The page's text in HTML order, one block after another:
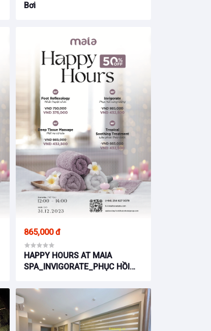
Bơi
865,000 đ
HAPPY HOURS AT MAIA
SPA_INVIGORATE_PHỤC HỒI
VŨNG TÀU